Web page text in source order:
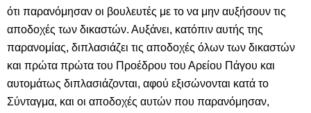
ότι παρανόμησαν οι βουλευτές με το να μην αυξήσουν τις
αποδοχές των δικαστών. Αυξάνει, κατόπιν αυτής της
παρανομίας, διπλασιάζει τις αποδοχές όλων των δικαστών
και πρώτα πρώτα του Προέδρου του Αρείου Πάγου και
αυτομάτως διπλασιάζονται, αφού εξισώνονται κατά το
Σύνταγμα, και οι αποδοχές αυτών που παρανόμησαν,